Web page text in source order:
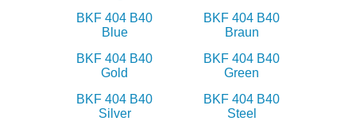
BKF 404 B40
Blue
BKF 404 B40
Braun
BKF 404 B40
Gold
BKF 404 B40
Green
BKF 404 B40
Silver
BKF 404 B40
Steel